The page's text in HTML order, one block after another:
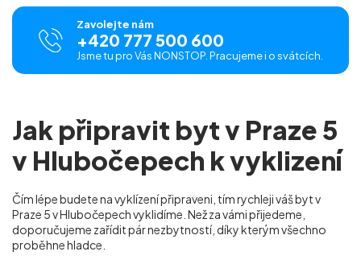
Zavolejte nám
+420 777 500 600
Jsme tu pro Vás NONSTOP. Pracujeme i o svátcích.
Jak připravit byt v Praze 5
v Hlubočepech k vyklizení
Čím lépe budete na vyklízení připraveni, tím rychleji váš byt v
Praze 5 v Hlubočepech vyklidíme. Než za vámi přijedeme,
doporučujeme zařídit pár nezbytností, díky kterým všechno
proběhne hladce.